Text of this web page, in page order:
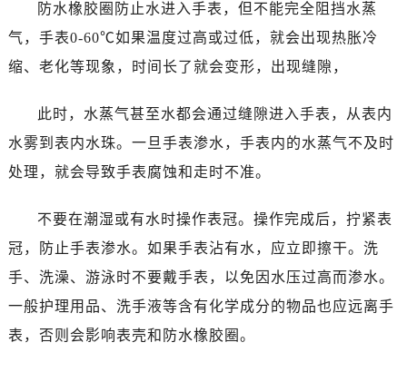
防水橡胶圈防止水进入手表，但不能完全阻挡水蒸
气，手表0-60℃如果温度过高或过低，就会出现热胀冷
缩、老化等现象，时间长了就会变形，出现缝隙，
此时，水蒸气甚至水都会通过缝隙进入手表，从表内
水雾到表内水珠。一旦手表渗水，手表内的水蒸气不及时
处理，就会导致手表腐蚀和走时不准。
不要在潮湿或有水时操作表冠。操作完成后，拧紧表
冠，防止手表渗水。如果手表沾有水，应立即擦干。洗
手、洗澡、游泳时不要戴手表，以免因水压过高而渗水。
一般护理用品、洗手液等含有化学成分的物品也应远离手
表，否则会影响表壳和防水橡胶圈。